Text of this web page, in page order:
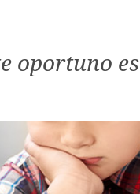
oportuno es